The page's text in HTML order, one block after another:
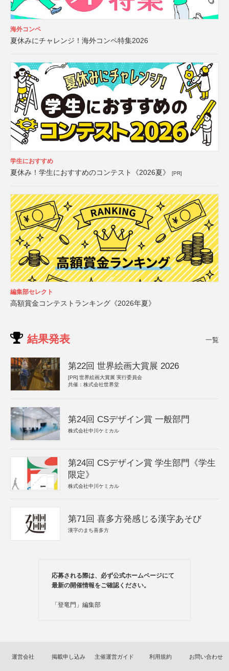
海外コンペ
夏休みにチャレンジ！海外コンペ特集2026
学生におすすめ
夏休み！学生におすすめのコンテスト《2026夏》 [PR]
編集部セレクト
高額賞金コンテストランキング《2026年夏》
結果発表 一覧
第22回 世界絵画大賞展 2026
[PR] 世界絵画大賞展 実行委員会
共催：株式会社世界堂
第24回 CSデザイン賞 一般部門
株式会社中川ケミカル
第24回 CSデザイン賞 学生部門《学生
限定》
株式会社中川ケミカル
第71回 喜多方発感じる漢字あそび
漢字のまち喜多方
応募される際は、必ず公式ホームページにて
最新の開催情報をご確認ください。
「登竜門」編集部
運営会社 掲載申し込み 主催運営ガイド 利用規約 お問い合わせ